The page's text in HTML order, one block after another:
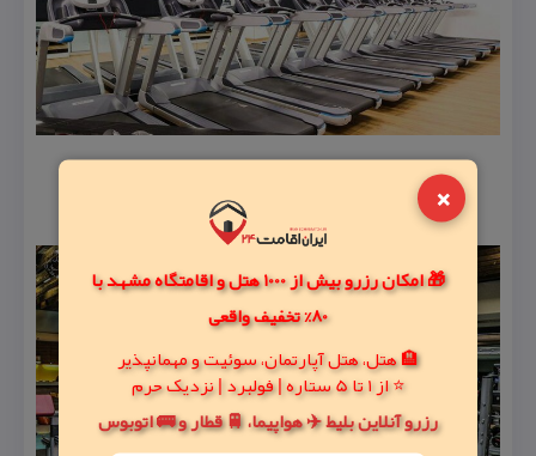
×
🎁 امکان رزرو بیش از 1000 هتل و اقامتگاه مشهد با
80% تخفیف واقعی
🏨 هتل، هتل آپارتمان، سوئیت و مهمانپذیر
⭐ از 1 تا 5 ستاره | فولبرد | نزدیک حرم
رزرو آنلاین بلیط ✈️ هواپیما، 🚆 قطار و 🚌 اتوبوس